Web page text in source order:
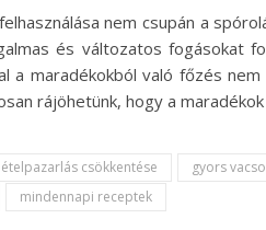
nem csupán a
és változatos fogásokat
a maradékokból való főzés
rájöhetünk, hogy a
ételpazarlás csökkentése gyors
mindennapi receptek